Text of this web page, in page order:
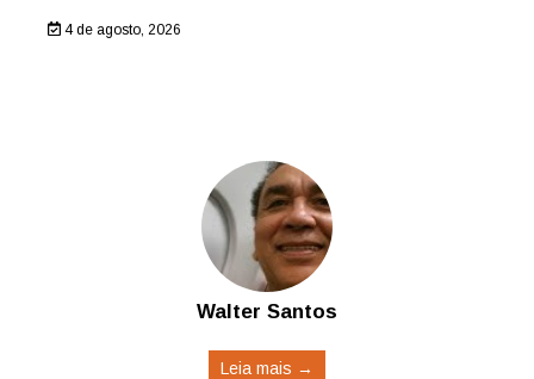
4 de agosto, 2026
Walter Santos
Leia mais →